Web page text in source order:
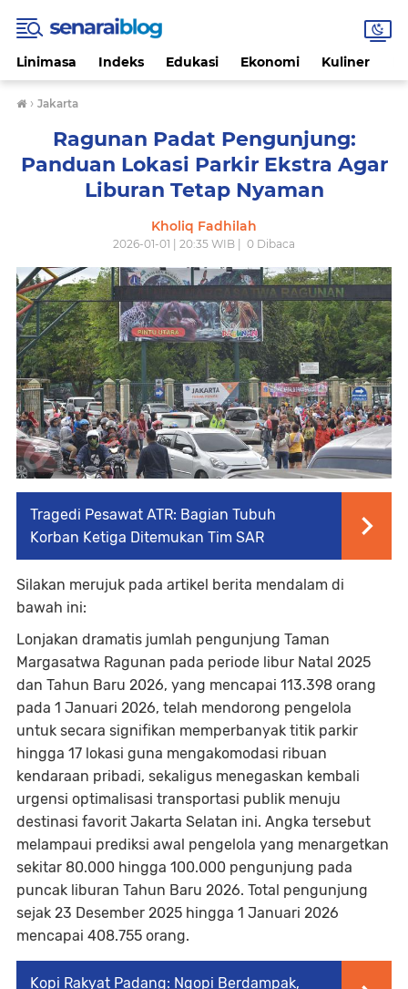
Linimasa Indeks Edukasi Ekonomi Kuliner
› Jakarta
Ragunan Padat Pengunjung:
Panduan Lokasi Parkir Ekstra Agar
Liburan Tetap Nyaman
Kholiq Fadhilah
2026-01-01 | 20:35 WIB | 0 Dibaca
Tragedi Pesawat ATR: Bagian Tubuh
Korban Ketiga Ditemukan Tim SAR
Silakan merujuk pada artikel berita mendalam di
bawah ini:
Lonjakan dramatis jumlah pengunjung Taman
Margasatwa Ragunan pada periode libur Natal 2025
dan Tahun Baru 2026, yang mencapai 113.398 orang
pada 1 Januari 2026, telah mendorong pengelola
untuk secara signifikan memperbanyak titik parkir
hingga 17 lokasi guna mengakomodasi ribuan
kendaraan pribadi, sekaligus menegaskan kembali
urgensi optimalisasi transportasi publik menuju
destinasi favorit Jakarta Selatan ini. Angka tersebut
melampaui prediksi awal pengelola yang menargetkan
sekitar 80.000 hingga 100.000 pengunjung pada
puncak liburan Tahun Baru 2026. Total pengunjung
sejak 23 Desember 2025 hingga 1 Januari 2026
mencapai 408.755 orang.
Kopi Rakyat Padang: Ngopi Berdampak,